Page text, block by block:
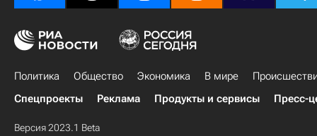
Политика Общество Экономика В мире
Спецпроекты
Реклама Продукты и сервисы Пресс-
Версия 2023.1 Beta